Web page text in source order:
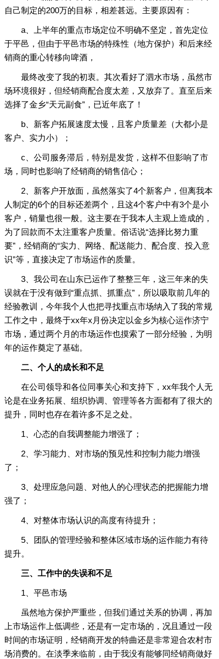
自己制定的200万的目标，相差甚远。主要原因有：
a、上半年的重点市场定位不明确不坚定，首先定位
于平邑，但由于平邑市场的特殊性（地方保护）和后来经
销商的重心转移向啤酒，
最终改变了我的初衷。其次看好了泗水市场，虽然市
场环境很好，但经销商配合度太差，又放弃了。直至后来
选择了金乡“天元副食”，已近年底了！
b、新客户拓展速度太慢，且客户质量差（大都小是
客户、实力小）；
c、公司服务滞后，特别是发货，这样不但影响了市
场，同时也影响了经销商的销售信心；
2、新客户开放面，虽然落实了4个新客户，但离我本
人制定的6个的目标还差两个，且这4个客户中有3个是小
客户，销量也很一般。这主要在于我本人主观上造成的，
为了回款而不太注重客户质量。俗话说“选择比努力重
要”，经销商的“实力、网络、配送能力、配合度、投入意
识”等，直接决定了市场运作的质量。
3、我公司在山东已运作了整整三年，这三年来的失
误就在于没有做到“重点抓、抓重点”，所以吸取前几年的
经验教训，今年我个人也把寻找重点市场纳入了我的常规
工作之中，最终于xx年x月份决定以金乡为核心运作济宁
市场，通过两个月的市场运作也摸索了一部分经验，为明
年的运作奠定了基础。
二、个人的成长和不足
在公司领导和各位同事关心和支持下，xx年我个人无
论是在业务拓展、组织协调、管理等各方面都有了很大的
提升，同时也存在着许多不足之处。
1、心态的自我调整能力增强了；
2、学习能力、对市场的预见性和控制力能力增强
了；
3、处理应急问题、对他人的心理状态的把握能力增
强了；
4、对整体市场认识的高度有待提升；
5、团队的管理经验和整体区域市场的运作能力有待
提升。
三、工作中的失误和不足
1、平邑市场
虽然地方保护严重些，但我们通过关系的协调，再加
上市场运作上低调些，还是有一定市场的，况且通过一段
时间的市场证明，经销商开发的特曲还是非常迎合农村市
场消费的。在淡季来临前，由于我没有能够同经销商做好